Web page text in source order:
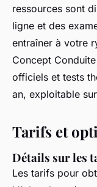
ressources sont
ligne et des
entraîner à votre
Concept
officiels et tests
an, exploitable
Tarifs et
Détails sur les
Les tarifs pour